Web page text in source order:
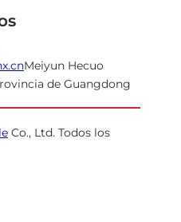
Meiyun Hecuo
de Guangdong
Co., Ltd. Todos los